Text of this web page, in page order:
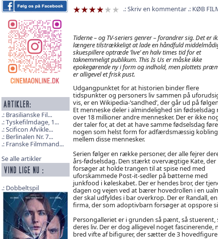
Brasilianske Fil...
Tyskefilmdage, 1...
Scificon Afvikle...
Berlinalen Nr. 7...
Franske Filmmand...
Se alle artikler
Dobbeltspil
Skriv en kommentar
KØB
Tiderne – og TV-seriers genrer – forandrer sig. Det er
længere tilstrækkeligt at lade en håndfuld
skuespillere optræde ’live’ en halv times tid for et
taknemmeligt publikum. This Is Us er måske ikke
epokegørende ny i form og indhold, men plottets
er alligevel et frisk pust.
Udgangpunktet for at historien binder flere
tidspunkter og personers liv sammen på
vis, er en Wikipedia-’sandhed’, der går ud på
Et menneske deler i almindelighed sin fødselsdag
over 18 millioner andre mennesker. Der er ikke
der taler for, at det at have samme fødselsdag
nogen som helst form for adfærdsmæssig kobling
mellem disse mennesker.
Serien følger en række personer, der alle fejrer
års-fødselsdag. Den stærkt overvægtige Kate, der
forsøger at holde trangen til at spise ned med
uforskammede Post-it-sedler på bøtterne med
junkfood i køleskabet. Der er hendes bror, der
dagen og vejen ved at bærer hovedrollen i en
der skal udfyldes i bar overkrop. Der er Randall,
firma, der som adoptivbarn forsøger at opspore
Persongalleriet er i grunden så pænt, så
deres liv. Der er dog alligevel noget
bred vifte af bifigurer, der sætter de 3